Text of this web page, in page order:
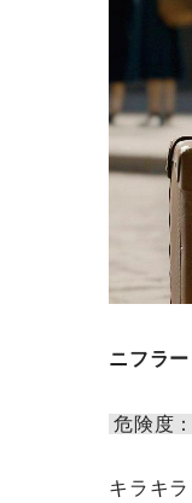
ニフラー
危険度
キラキ